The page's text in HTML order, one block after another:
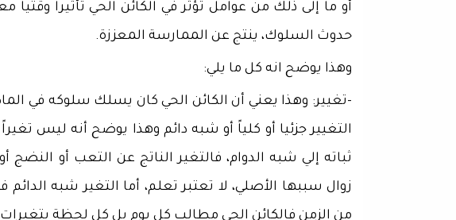
أو ما إلى ذلك من عوامل تؤثر في الكائن الحي تأثيراً وقتياً
حدوث السلوك، ينتج عن الممارسة المعززة.
وهذا يوضح انه كل ما يلي:
-تغيير: وهذا يعني أن الكائن الحي كان يسلك سلوكه في
التغيير جزئيا أو كلياً أو شبه دائم وهذا يوضح أنه ليس
ثباته إلي شبه الدوام، فالتغير الناتج عن التعب أو
زوال سببها الأصلي، لا تعتبر تعلم، أما التغير شبه الدائم
من الزمن فالكائن الحي مطالب كل يوم بل كل لحظة